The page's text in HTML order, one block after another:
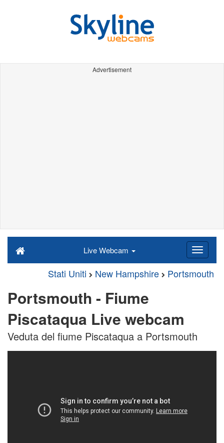
Advertisement
Live Webcam
Stati Uniti New Hampshire Portsmouth
Portsmouth - Fiume
Piscataqua Live webcam
Veduta del fiume Piscataqua a Portsmouth